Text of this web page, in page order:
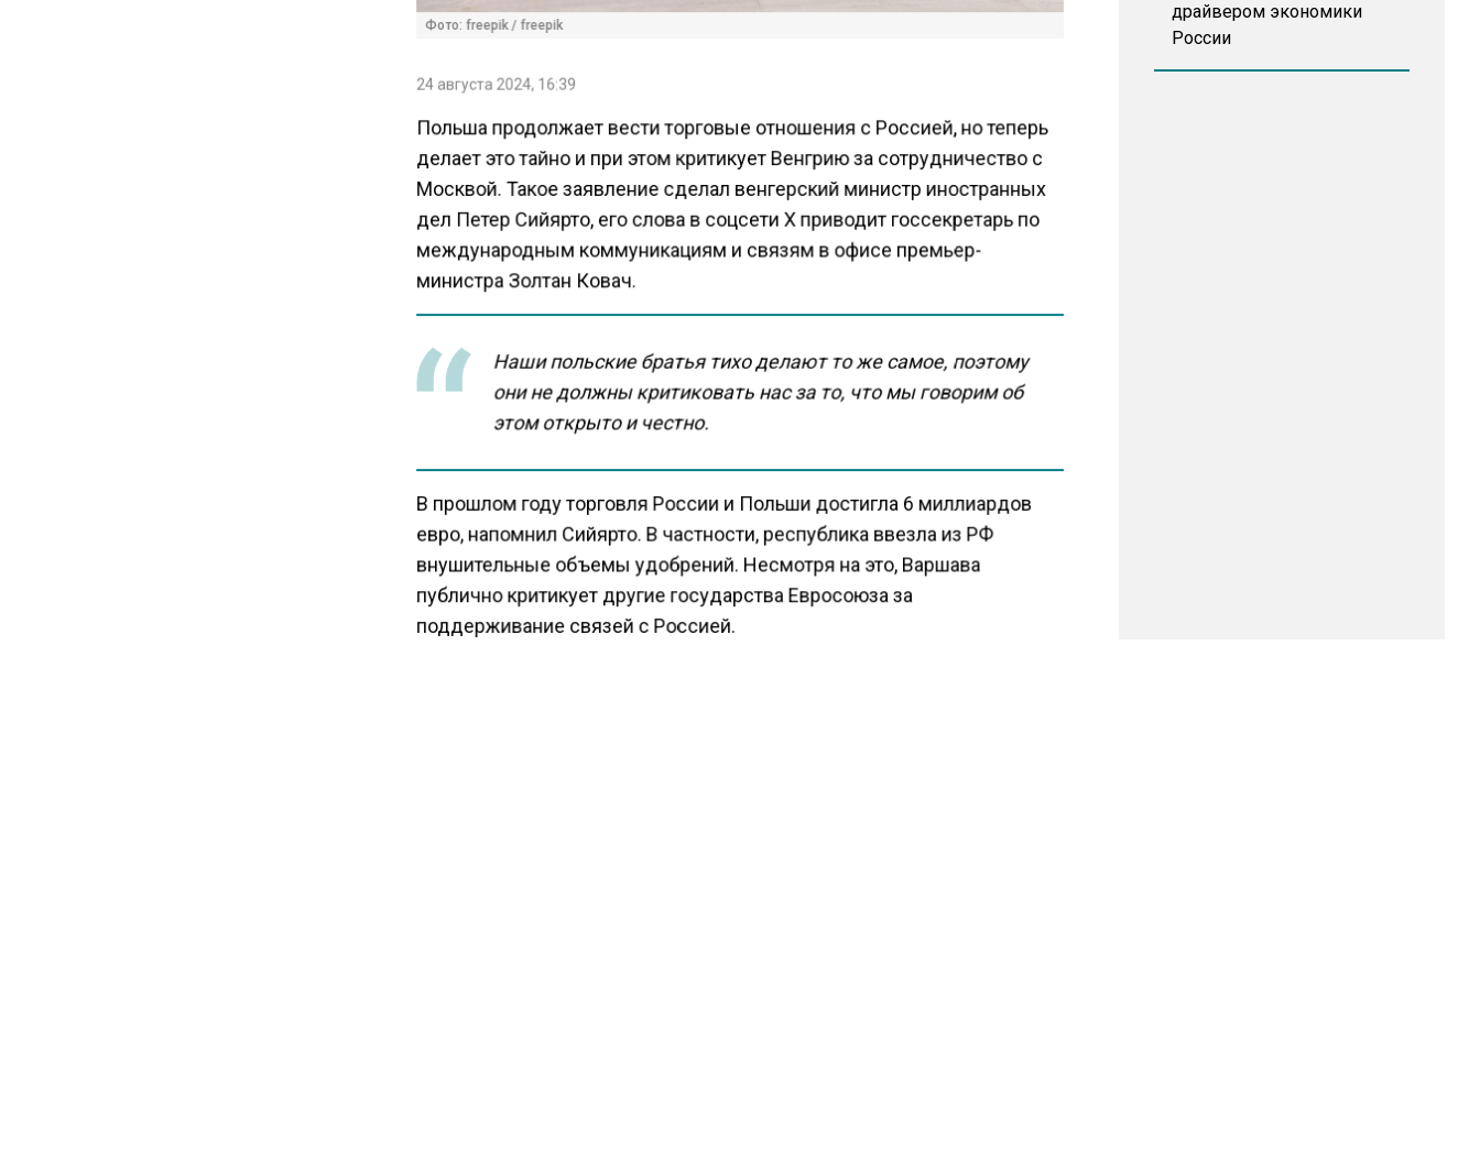
Фото: freepik / freepik
24 августа 2024, 16:39
Польша продолжает вести торговые отношения с Россией, но теперь
делает это тайно и при этом критикует Венгрию за сотрудничество с
Москвой. Такое заявление сделал венгерский министр иностранных
дел Петер Сийярто, его слова в соцсети X приводит госсекретарь по
международным коммуникациям и связям в офисе премьер-
министра Золтан Ковач.
Наши польские братья тихо делают то же самое, поэтому
они не должны критиковать нас за то, что мы говорим об
этом открыто и честно.
В прошлом году торговля России и Польши достигла 6 миллиардов
евро, напомнил Сийярто. В частности, республика ввезла из РФ
внушительные объемы удобрений. Несмотря на это, Варшава
публично критикует другие государства Евросоюза за
поддерживание связей с Россией.
драйвером экономики
России